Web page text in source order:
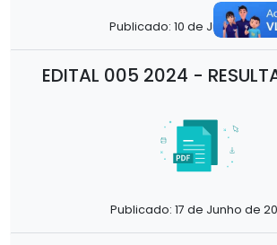
Publicado: 10 de Junho de
EDITAL 005 2024 -
Publicado: 17 de Junho de